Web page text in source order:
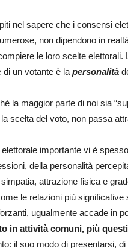
nel sapere che i consensi
non dipendono in
le loro scelte
di un votante è la personalità
la maggior parte di noi sia
scelta del voto, non passa
importante vi è
della personalità
attrazione fisica e
le relazioni più significative
ugualmente accade in
in attività comuni, più
il suo modo di presentarsi,